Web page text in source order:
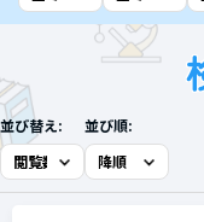
並び替え: 並び順: